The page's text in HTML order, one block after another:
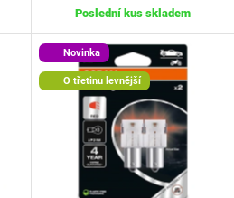
Poslední kus skladem
Novinka
O třetinu levnější